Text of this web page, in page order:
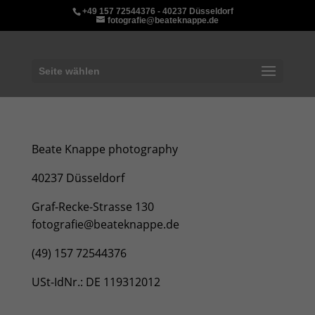
+49 157 72544376 - 40237 Düsseldorf
fotografie@beateknappe.de
Seite wählen
Beate Knappe photography
40237 Düsseldorf
Graf-Recke-Strasse 130
fotografie@beateknappe.de
(49) 157 72544376
USt-IdNr.: DE 119312012